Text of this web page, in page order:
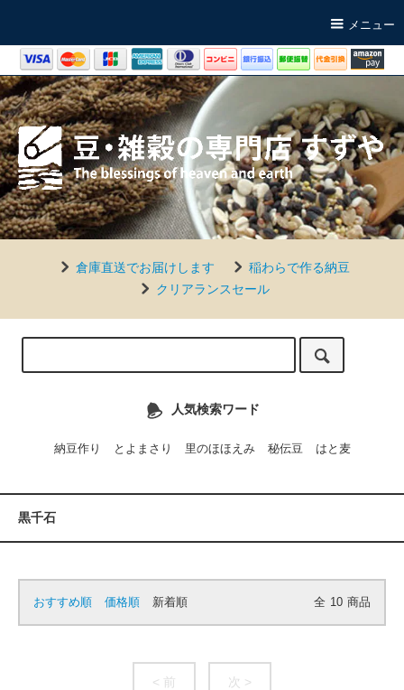
メニュー
倉庫直送でお届けします
稲わらで作る納豆
クリアランスセール
人気検索ワード
納豆作り とよまさり 里のほほえみ 秘伝豆 はと麦
黒千石
おすすめ順 価格順 新着順 全 10 商品
< 前 次 >